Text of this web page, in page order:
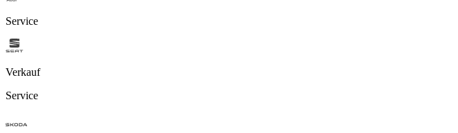
Service
Verkauf
Service